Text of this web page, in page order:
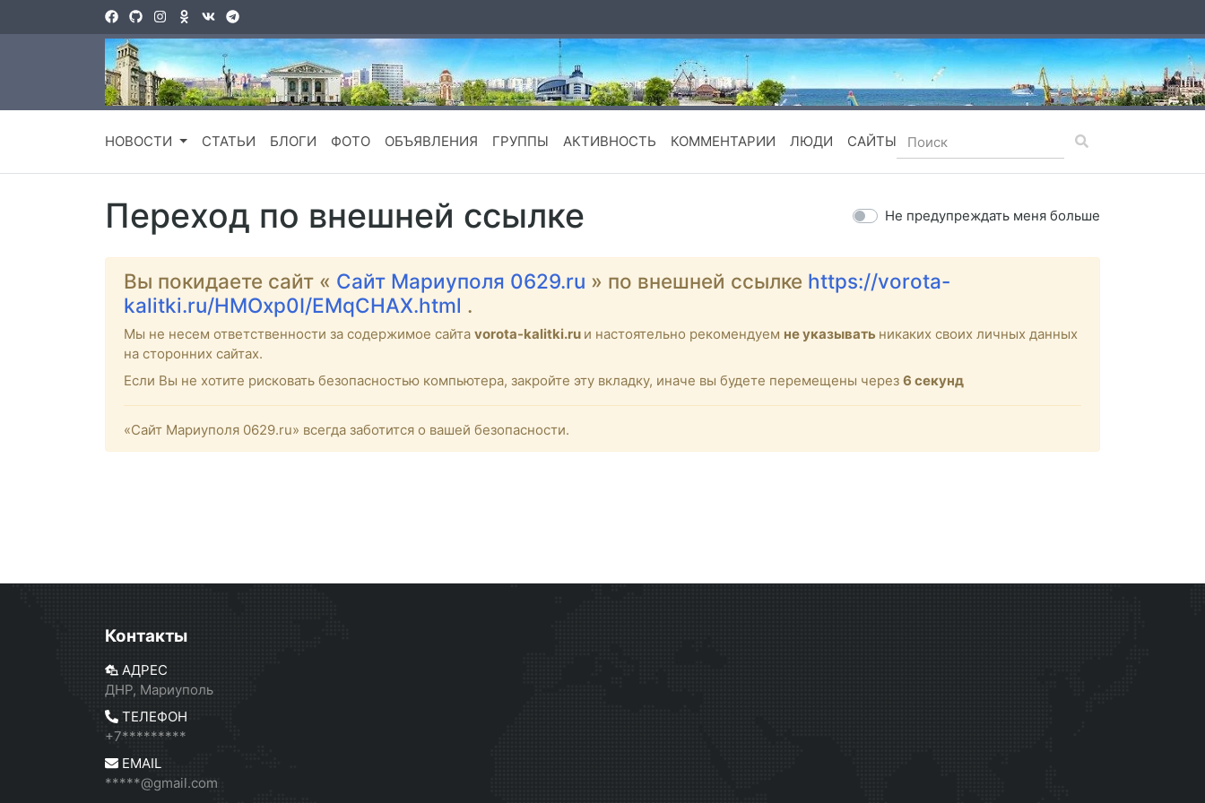
НОВОСТИ СТАТЬИ БЛОГИ ФОТО ОБЪЯВЛЕНИЯ ГРУППЫ АКТИВНОСТЬ КОММЕНТАРИИ ЛЮДИ САЙТЫ
Переход по внешней ссылке Не предупреждать меня больше
Вы покидаете сайт « Сайт Мариуполя 0629.ru » по внешней ссылке https://vorota-
kalitki.ru/HMOxp0I/EMqCHAX.html .
Мы не несем ответственности за содержимое сайта vorota-kalitki.ru и настоятельно рекомендуем не указывать никаких своих личных данных
на сторонних сайтах.
Если Вы не хотите рисковать безопасностью компьютера, закройте эту вкладку, иначе вы будете перемещены через 6 секунд
«Сайт Мариуполя 0629.ru» всегда заботится о вашей безопасности.
Контакты
АДРЕС
ДНР, Мариуполь
ТЕЛЕФОН
+7*********
EMAIL
*****@gmail.com